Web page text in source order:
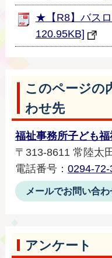
★【R8】バス
120.95KB]
このページの
わせ先
福祉事務所子ども
〒313-8611 常陸太
電話番号： 0294-72-
メールでお問い合
アンケート